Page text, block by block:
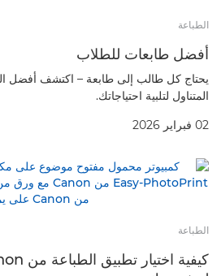
الطباعة
أفضل طابعات للطلاب
يحتاج كل طالب إلى طابعة – اكتشف أفضل
المتناول لتلبية احتياجاتك.
02 فبراير 2026
الطباعة